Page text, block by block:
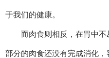
于我们的健康。
而肉食则相反，在胃中
部分的肉食还没有完成消化